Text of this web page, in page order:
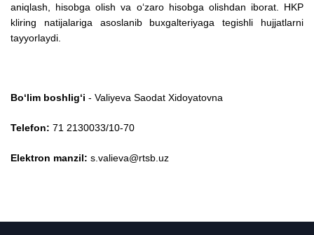
aniqlash, hisobga olish va o‘zaro hisobga olishdan iborat. HKP
kliring natijalariga asoslanib buxgalteriyaga tegishli hujjatlarni
tayyorlaydi.
Bo‘lim boshlig‘i - Valiyeva Saodat Xidoyatovna
Telefon: 71 2130033/10-70
Elektron manzil: s.valieva@rtsb.uz